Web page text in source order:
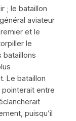
; le bataillon
aviateur
et le
le
bataillons
Le bataillon
pointerait entre
puisqu’il